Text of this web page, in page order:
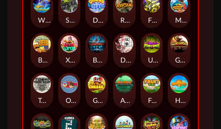
Wishbringer Slayers Inc Dorks of The Deep Rotten FRKN Bananas Marlin Master
Benny The Beer Xmas Drop Bloodthirst Densho Undead Fortune Gladiator Legends
Toshi Video Club OmNom Get The Cheese Aztec Twist Fruit Duel Hop'n'Pop